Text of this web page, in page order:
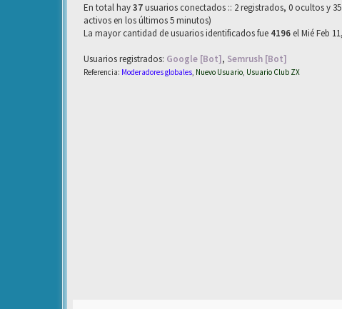
En total hay37usuarios conectados :: 2 registrados, 0 ocultos y
activos en los últimos 5 minutos)
La mayor cantidad de usuarios identificados fue 4196 el Mié Feb
Usuarios registrados: Google [Bot], Semrush [Bot]
Referencia: Moderadores globales, Nuevo Usuario, Usuario Club ZX